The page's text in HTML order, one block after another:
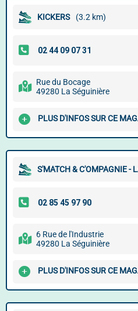
KICKERS (3.2 km)
Rue du Bocage
49280 La Séguinière
PLUS D'INFOS SUR CE
S'MATCH & C'OMPAGNIE -
6 Rue de l'Industrie
49280 La Séguinière
PLUS D'INFOS SUR CE